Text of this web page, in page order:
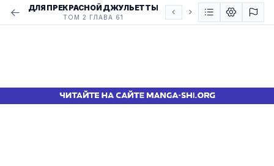
ДЛЯ ПРЕКРАСНОЙ ДЖУЛЬЕТТЫ
ТОМ 2 ГЛАВА 61